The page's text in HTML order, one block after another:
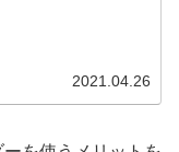
2021.04.26